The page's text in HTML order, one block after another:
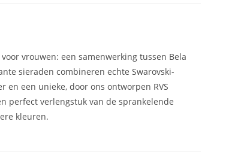
vrouwen: een samenwerking tussen Bela
sieraden combineren echte Swarovski-
en een unieke, door ons ontworpen RVS
perfect verlengstuk van de sprankelende
kleuren.